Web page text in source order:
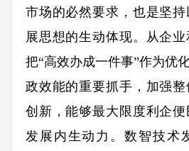
市场的必然要求，也是坚
展思想的生动体现。从企业
把“高效办成一件事”作为优
政效能的重要抓手，加强
创新，能够最大限度利企
发展内生动力。数智技术